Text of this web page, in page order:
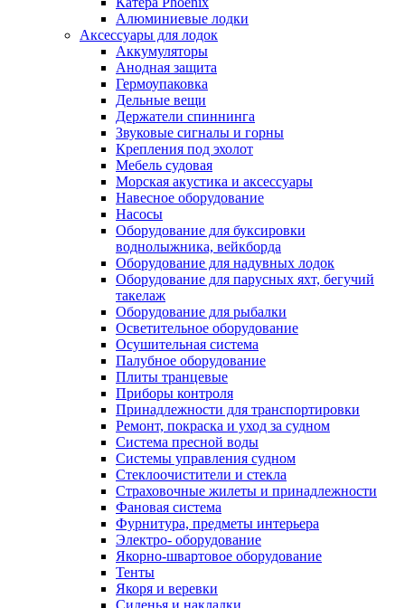
Алюминиевые лодки
Аксессуары для лодок
Аккумуляторы
Анодная защита
Гермоупаковка
Дельные вещи
Держатели спиннинга
Звуковые сигналы и горны
Крепления под эхолот
Мебель судовая
Морская акустика и аксессуары
Навесное оборудование
Насосы
Оборудование для буксировки
воднолыжника, вейкборда
Оборудование для надувных лодок
Оборудование для парусных яхт, бегучий
такелаж
Оборудование для рыбалки
Осветительное оборудование
Осушительная система
Палубное оборудование
Плиты транцевые
Приборы контроля
Принадлежности для транспортировки
Ремонт, покраска и уход за судном
Система пресной воды
Системы управления судном
Стеклоочистители и стекла
Страховочные жилеты и принадлежности
Фановая система
Фурнитура, предметы интерьера
Электро- оборудование
Якорно-швартовое оборудование
Тенты
Якоря и веревки
Сиденья и накладки